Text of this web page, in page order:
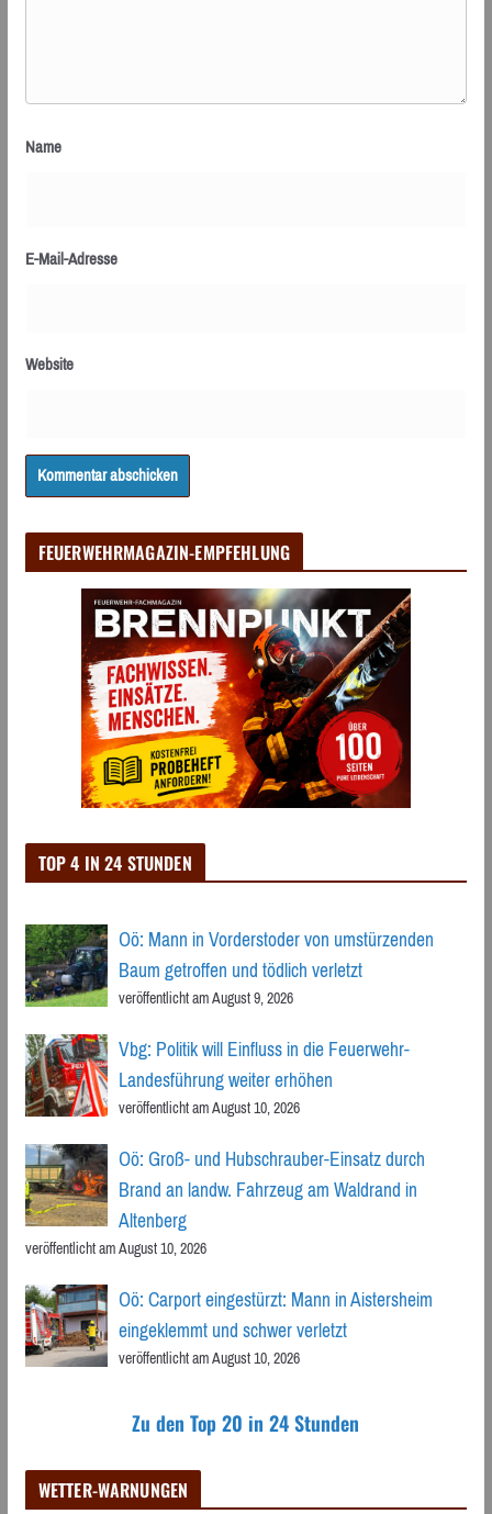
Name
E-Mail-Adresse
Website
FEUERWEHRMAGAZIN-EMPFEHLUNG
TOP 4 IN 24 STUNDEN
Oö: Mann in Vorderstoder von umstürzenden
Baum getroffen und tödlich verletzt
veröffentlicht am August 9, 2026
Vbg: Politik will Einfluss in die Feuerwehr-
Landesführung weiter erhöhen
veröffentlicht am August 10, 2026
Oö: Groß- und Hubschrauber-Einsatz durch
Brand an landw. Fahrzeug am Waldrand in
Altenberg
veröffentlicht am August 10, 2026
Oö: Carport eingestürzt: Mann in Aistersheim
eingeklemmt und schwer verletzt
veröffentlicht am August 10, 2026
Zu den Top 20 in 24 Stunden
WETTER-WARNUNGEN